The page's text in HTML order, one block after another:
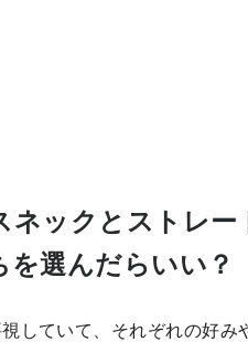
ネックとストレー
を選んだらいい？
していて、それぞれの好み